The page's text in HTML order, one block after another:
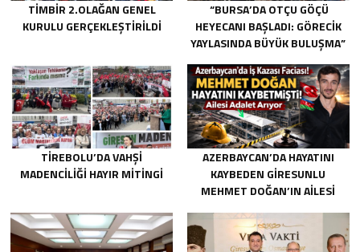
TİMBİR 2.OLAĞAN GENEL
KURULU GERÇEKLEŞTIRILDI
“BURSA’DA OTÇU GÖÇÜ
HEYECANI BAŞLADI: GÖRECIK
YAYLASINDA BÜYÜK BULUŞMA”
TIREBOLU’DA VAHŞI
MADENCILIĞI HAYIR MITINGI
AZERBAYCAN’DA HAYATINI
KAYBEDEN GIRESUNLU
MEHMET DOĞAN’IN AILESI